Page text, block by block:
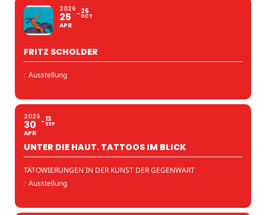
2026
25
APR
25
OCT
FRITZ SCHOLDER
: Ausstellung
2026
30
APR
13
SEP
UNTER DIE HAUT. TATTOOS IM BLICK
TÄTOWIERUNGEN IN DER KUNST DER GEGENWART
: Ausstellung